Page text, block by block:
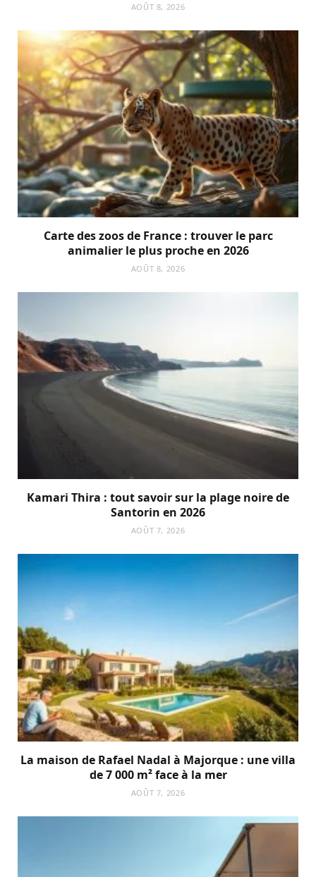
AOÛT 8, 2026
Carte des zoos de France : trouver le parc
animalier le plus proche en 2026
AOÛT 8, 2026
Kamari Thira : tout savoir sur la plage noire de
Santorin en 2026
AOÛT 7, 2026
La maison de Rafael Nadal à Majorque : une villa
de 7 000 m² face à la mer
AOÛT 7, 2026